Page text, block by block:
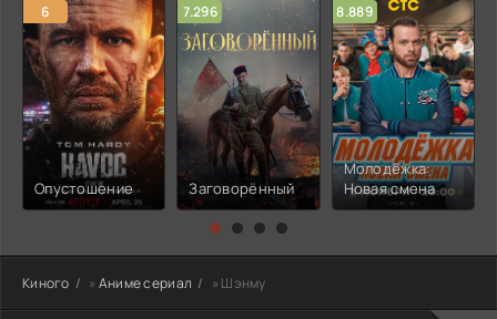
6
Опустошение
7.296
Заговорённый
8.889
Молодёжка:
Новая смена
Киного » Аниме сериал » Шэнму